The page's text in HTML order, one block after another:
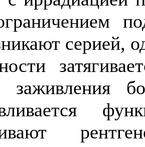
серией,